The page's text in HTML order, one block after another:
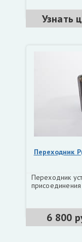
Узнать
Переходник
Переходник
6 800